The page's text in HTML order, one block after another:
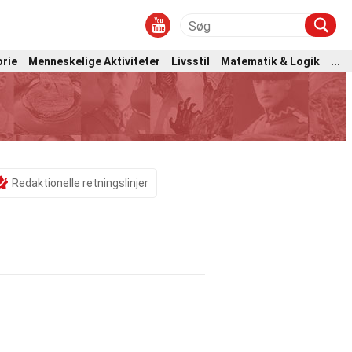
Menneskelige Aktiviteter Livsstil Matematik & Logik ...
Redaktionelle retningslinjer